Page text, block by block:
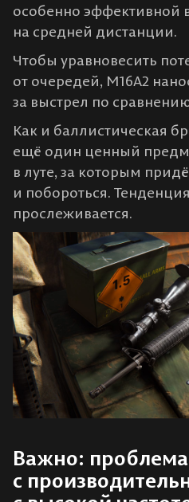
особенно эффективной
на средней дистанции.
Чтобы уравновесить
от очередей, M16A2
за выстрел по
Как и баллистическая
ещё один ценный
в луте, за которым
и побороться.
прослеживается.
Важно: проблема
с